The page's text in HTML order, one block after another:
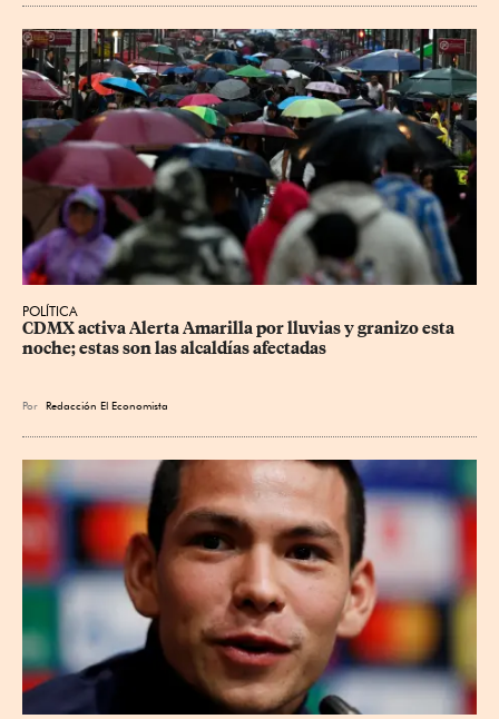
POLÍTICA
CDMX activa Alerta Amarilla por lluvias y granizo esta
noche; estas son las alcaldías afectadas
Por Redacción El Economista